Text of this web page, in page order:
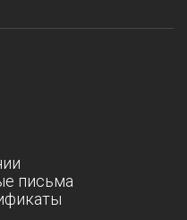
письма